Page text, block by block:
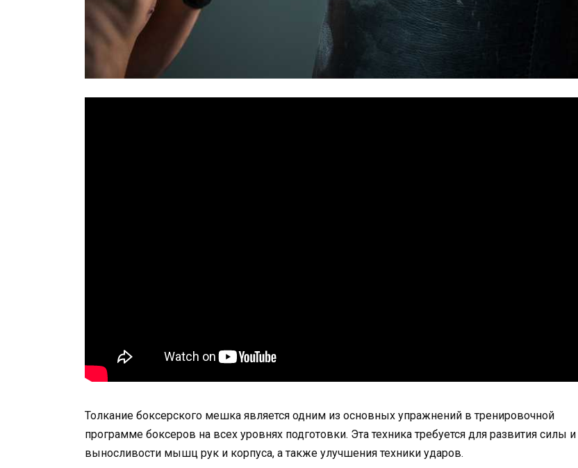
Толкание боксерского мешка является одним из основных упражнений в тренировочной
программе боксеров на всех уровнях подготовки. Эта техника требуется для развития силы и
выносливости мышц рук и корпуса, а также улучшения техники ударов.